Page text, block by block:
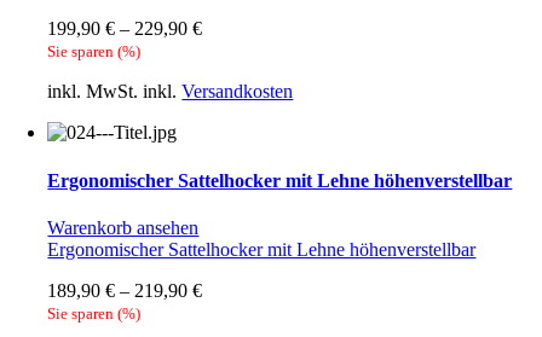
199,90€ – 229,90€
Sie sparen(%)
inkl. MwSt. inkl.Versandkosten
Ergonomischer Sattelhocker mit Lehne höhenverstellbar
Warenkorb ansehen
Ergonomischer Sattelhocker mit Lehne höhenverstellbar
189,90€ – 219,90€
Sie sparen(%)